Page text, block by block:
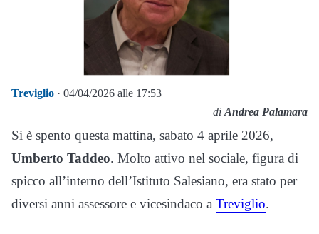
Treviglio · 04/04/2026 alle 17:53
di Andrea Palamara
Si è spento questa mattina, sabato 4 aprile 2026,
Umberto Taddeo. Molto attivo nel sociale, figura di
spicco all’interno dell’Istituto Salesiano, era stato per
diversi anni assessore e vicesindaco a Treviglio.